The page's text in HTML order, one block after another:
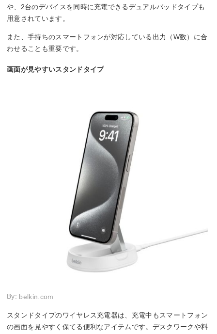
や、2台のデバイスを同時に充電できるデュアルパッドタイプも
用意されています。
また、手持ちのスマートフォンが対応している出力（W数）に合
わせることも重要です。
画面が見やすいスタンドタイプ
By: belkin.com
スタンドタイプのワイヤレス充電器は、充電中もスマートフォン
の画面を見やすく保てる便利なアイテムです。デスクワークや料